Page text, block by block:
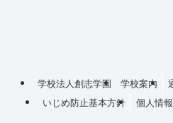
学校法人創志学園 学校案内
いじめ防止基本方針
個人情